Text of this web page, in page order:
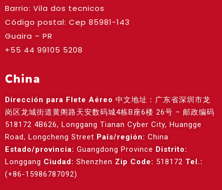
Barrio: Vila dos tecnicos
Código postal: Cep 85981-143
Guaira – PR
+55 44 99105 5208
China
Dirección para Flete Aéreo 中文地址：广东省深圳市龙
岗区龙城街道黄阁路天安数码城4栋B座6楼 26号 – 邮政编码
518172 4B626, Longgang Tianan Cyber City, Huangge
Road, Longcheng Street País/región: China
Estado/provincia: Guangdong Province Distrito:
Longgang Ciudad: Shenzhen Zip Code: 518172 Tel.:
(+86-15986787092)